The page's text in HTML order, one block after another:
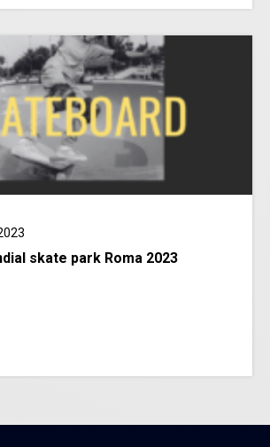
skate park Roma 2023